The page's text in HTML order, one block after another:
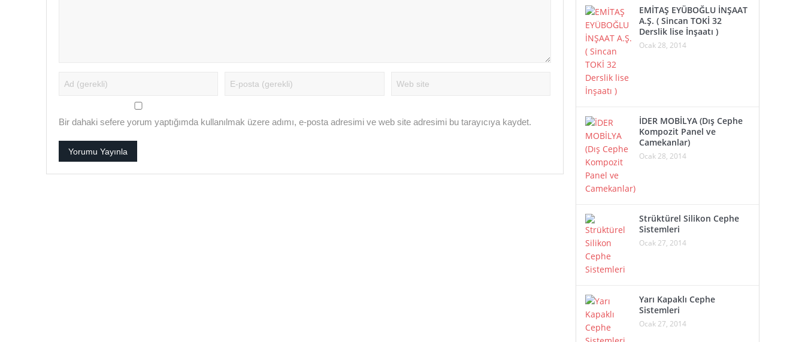
Bir dahaki sefere yorum yaptığımda kullanılmak üzere adımı, e-posta adresimi ve web site adresimi bu tarayıcıya kaydet.
EMİTAŞ EYÜBOĞLU İNŞAAT
A.Ş. ( Sincan TOKİ 32
Derslik lise İnşaatı )
Ocak 28, 2014
İDER MOBİLYA (Dış Cephe
Kompozit Panel ve
Camekanlar)
Ocak 28, 2014
Strüktürel Silikon Cephe
Sistemleri
Ocak 27, 2014
Yarı Kapaklı Cephe
Sistemleri
Ocak 27, 2014